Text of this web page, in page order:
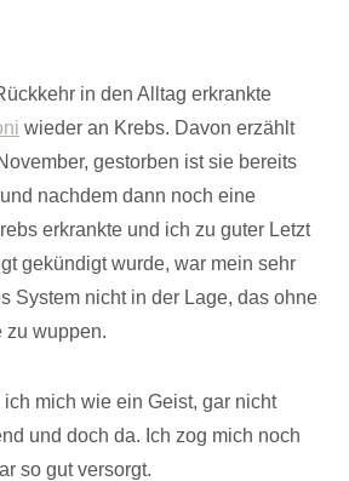
in den Alltag erkrankte
wieder an Krebs. Davon erzählt
gestorben ist sie bereits
nachdem dann noch eine
erkrankte und ich zu guter Letzt
gekündigt wurde, war mein sehr
System nicht in der Lage, das ohne
zu wuppen.
ich mich wie ein Geist, gar nicht
und doch da. Ich zog mich noch
so gut versorgt.